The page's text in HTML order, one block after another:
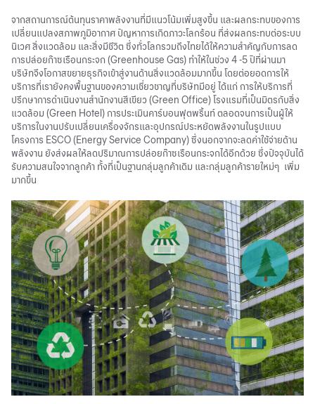
จากสถานการณ์ต้นทุนราคาพลังงานที่มีแนวโน้มเพิ่มสูงขึ้น และผลกระทบของการ
เปลี่ยนแปลงสภาพภูมิอากาศ ปัญหาการเกิดภาวะโลกร้อน ที่ส่งผลกระทบต่อระบบ
นิเวศ สิ่งแวดล้อม และสิ่งมีชีวิต ซึ่งทั่วโลกรวมถึงไทยได้ให้ความสำคัญกับการลด
การปล่อยก๊าซเรือนกระจก (Greenhouse Gas) ทำให้ในช่วง 4 -5 ปีที่ผ่านมา
บริษัทจึงโอกาสขยายธุรกิจเข้าสู่งานด้านสิ่งแวดล้อมมากขึ้น โดยต่อยอดการให้
บริการที่เรายังคงพื้นฐานของความเชี่ยวชาญที่บริษัทมีอยู่ ได้แก่ การให้บริการที่
ปรึกษาการดำเนินงานสำนักงานสีเขียว (Green Office) โรงแรมที่เป็นมิตรกับสิ่ง
แวดล้อม (Green Hotel) การประเมินคาร์บอนฟุตพริ้นท์ ตลอดจนการเป็นผู้ให้
บริการในงานปรับเปลี่ยนเครื่องจักรและอุปกรณ์ประหยัดพลังงานในรูปแบบ
โครงการ ESCO (Energy Service Company) ซึ่งนอกจากจะลดค่าใช้จ่ายด้าน
พลังงาน ยังส่งผลให้ลดปริมาณการปล่อยก๊าซเรือนกระจกได้อีกด้วย ซึ่งปัจจุบันได้
รับความสนใจจากลูกค้า ทั้งที่เป็นฐานกลุ่มลูกค้าเดิม และกลุ่มลูกค้ารายใหม่ๆ เพิ่ม
มากขึ้น